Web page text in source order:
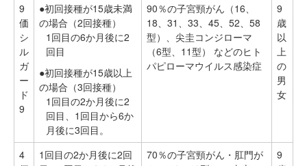
9
価
シ
ル
ガ
ー
ド
9
●初回接種が15歳未満
の場合（2回接種）
1回目の6か月後に2
回目
●初回接種が15歳以上
の場合（3回接種）
1回目の2か月後に2
回目、1回目から6か
月後に3回目。
90％の子宮頸がん（16、
18、31、33、45、52、58
型）、尖圭コンジローマ
（6型、11型） などのヒト
パピローマウイルス感染症
9
歳
以
上
の
男
女
4
1回目の2か月後に2回
70％の子宮頸がん・肛門が
9